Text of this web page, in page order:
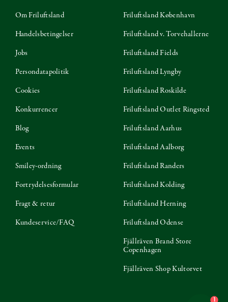
Om Friluftsland
Handelsbetingelser
Jobs
Persondatapolitik
Cookies
Konkurrencer
Blog
Events
Smiley-ordning
Fortrydelsesformular
Fragt & retur
Kundeservice/FAQ
Friluftsland København
Friluftsland v. Torvehallerne
Friluftsland Fields
Friluftsland Lyngby
Friluftsland Roskilde
Friluftsland Outlet Ringsted
Friluftsland Aarhus
Friluftsland Aalborg
Friluftsland Randers
Friluftsland Kolding
Friluftsland Herning
Friluftsland Odense
Fjällräven Brand Store
Copenhagen
Fjällräven Shop Kultorvet
1